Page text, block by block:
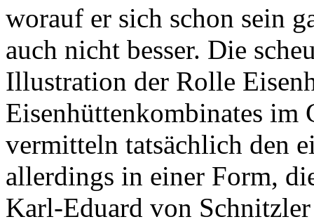
worauf er sich schon sein
auch nicht besser. Die
Illustration der Rolle
Eisenhüttenkombinates im
vermitteln tatsächlich den
allerdings in einer Form,
Karl-Eduard von